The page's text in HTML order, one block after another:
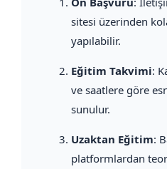
sitesi üzerinden
yapılabilir.
Eğitim Takvimi:
ve saatlere göre
sunulur.
Uzaktan Eğitim:
platformlardan